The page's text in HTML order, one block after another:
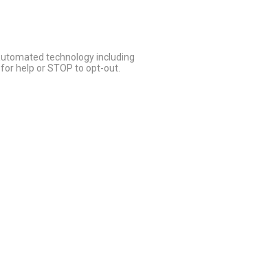
technology including
help or STOP to opt-out.